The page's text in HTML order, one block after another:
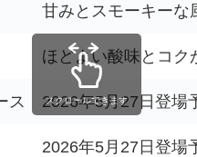
甘みとスモーキーな
ほどよい酸味とコク
ス 2026年5月27日登場
2026年5月27日登場
スクロールできます